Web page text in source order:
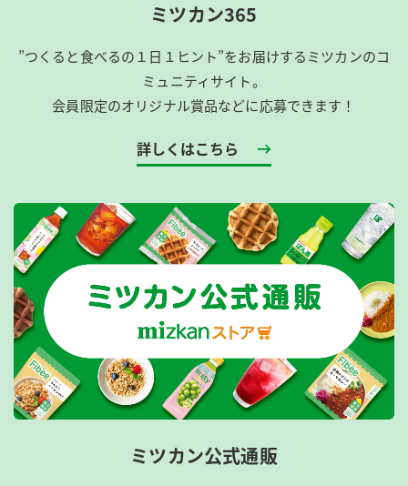
ミツカン365
”つくると食べるの１日１ヒント”をお届けするミツカンのコ
ミュニティサイト。
会員限定のオリジナル賞品などに応募できます！
詳しくはこちら
ミツカン公式通販